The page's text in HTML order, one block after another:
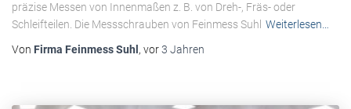
präzise Messen von Innenmaßen z. B. von Dreh-, Fräs- oder
Schleifteilen. Die Messschrauben von Feinmess Suhl Weiterlesen…
Von Firma Feinmess Suhl , vor3 Jahren